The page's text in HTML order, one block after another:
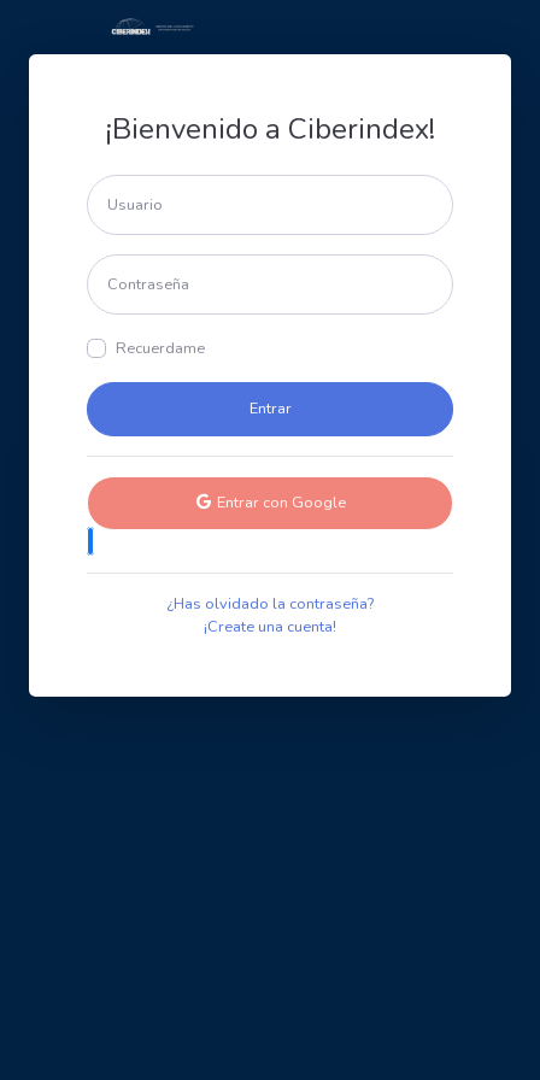
¡Bienvenido a Ciberindex!
Recuerdame
Entrar con Google
¿Has olvidado la contraseña?
¡Create una cuenta!